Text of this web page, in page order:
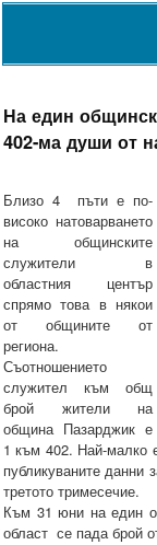
На един
402-ма души от
Близо 4 пъти е по-
високо натоварването
на общинските
служители в
областния център
спрямо това в някои
от общините от
региона.
Съотношението
служител към общ
брой жители на
община Пазарджик е
1 към 402. Най-малко
публикуваните данни
третото тримесечие.
Към 31 юни на един
област се пада брой